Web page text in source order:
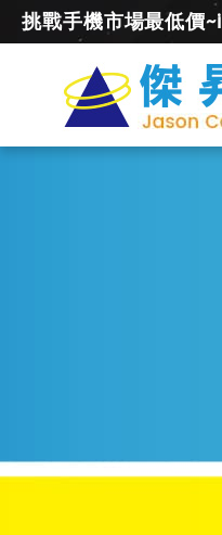
挑戰手機市場最低價